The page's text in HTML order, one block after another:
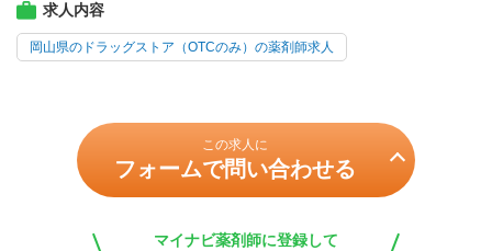
求人内容
岡山県のドラッグストア（OTCのみ）の薬剤師求人
この求人に
フォームで問い合わせる
マイナビ薬剤師に登録して